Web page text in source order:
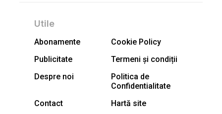
Utile
Abonamente
Cookie Policy
Publicitate
Termeni și condiții
Despre noi
Politica de
Confidentialitate
Contact
Hartă site